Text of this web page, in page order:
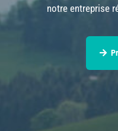
notre entreprise